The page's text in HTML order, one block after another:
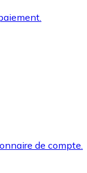
de compte.